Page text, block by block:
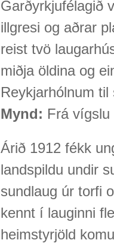
Garðyrkjufélagið
illgresi og aðrar
reist tvö
miðja öldina og
Reykjarhólnum
Mynd: Frá vígslu
Árið 1912 fékk
landspildu undir
sundlaug úr torfi
kennt í lauginni
heimstyrjöld